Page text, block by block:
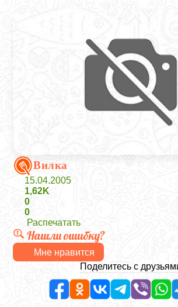
Вилка
15.04.2005
1,62K
0
0
Распечатать
Нашли ошибку?
Мне нравится
Поделитесь с